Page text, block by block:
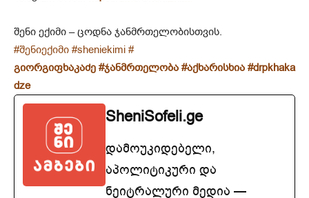
შენი ექიმი – ცოდნა ჯანმრთელობისთვის.
#შენიექიმი #sheniekimi #
გიორგიფხაკაძე #ჯანმრთელობა #აქხარისხია #drpkhaka
dze
SheniSofeli.ge
დამოუკიდებელი,
აპოლიტიკური და
ნეიტრალური მედია —